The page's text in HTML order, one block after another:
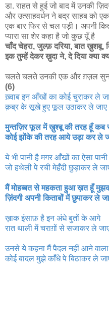
डा. राहत से हुई जो बाद में उनकी
और उत्साहवर्धन ने बद्र साहब को
एक बार फिर से चल पड़ी। अपनी
प्यारा सा शेर कहा है जो कुछ यूँ है
चाँद चेहरा, जुल्फ़ दरिया, बात ख़ुशबू,
इक तुम्हें देकर ख़ुदा ने, दे दिया क्या
चलते चलते उनकी एक और ग़ज़ल सुन
(6)
ख़्वाब इन आँखों का कोई चुराकर ले
क़ब्र के सूखे हुए फूल उठाकर ले जाए
मुन्तज़िर फूल में ख़ुश्बू की तरह हूँ कब
कोई झोंके की तरह आये उड़ा कर ले
ये भी पानी है मगर आँखों का ऐसा पानी
जो हथेली पे रची मेहँदी छुड़ाकर ले
मैं मोहब्बत से महकता हुआ ख़त हूँ
ज़िंदगी अपनी किताबों में छुपाकर ले
ख़ाक इंसाफ़ है इन अंधे बुतों के आगे
रात थाली में चराग़ों से सजाकर ले
उनसे ये कहना मैं पैदल नहीं आने वाला
कोई बादल मुझे काँधे पे बिठाकर ले